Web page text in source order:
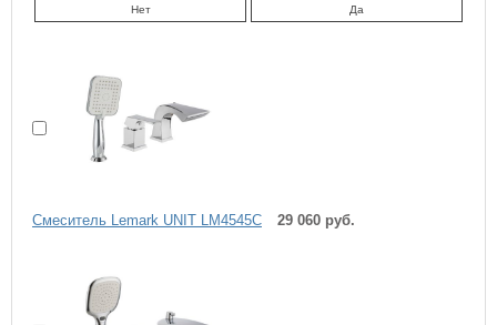
Нет Да
Cмеситель Lemark UNIT LM4545C 29 060 руб.